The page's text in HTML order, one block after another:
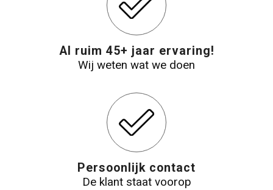
Al ruim 45+ jaar ervaring!
Wij weten wat we doen
Persoonlijk contact
De klant staat voorop